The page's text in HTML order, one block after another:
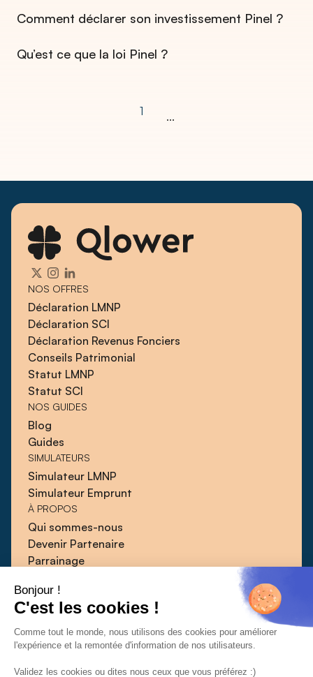
Bonjour !
C'est les cookies !
Comme tout le monde, nous utilisons des cookies pour améliorer
l'expérience et la remontée d'information de nos utilisateurs.
Validez les cookies ou dites nous ceux que vous préférez :)
Comment déclarer son investissement Pinel ?​
Qu’est ce que la loi Pinel ?​
1 ...
NOS OFFRES
Déclaration LMNP
Déclaration SCI
Déclaration Revenus Fonciers
Conseils Patrimonial
Statut LMNP
Statut SCI
NOS GUIDES
Blog
Guides
SIMULATEURS
Simulateur LMNP
Simulateur Emprunt
À PROPOS
Qui sommes-nous
Devenir Partenaire
Parrainage
Guides
Presse
Contact